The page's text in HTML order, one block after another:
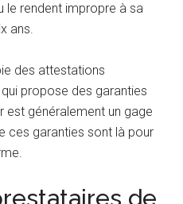
le rendent impropre à sa
ans.
des attestations
propose des garanties
est généralement un gage
ces garanties sont là pour
de